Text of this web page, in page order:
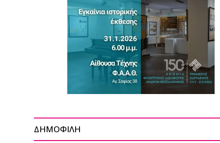
ΔΗΜΟΦΙΛΗ